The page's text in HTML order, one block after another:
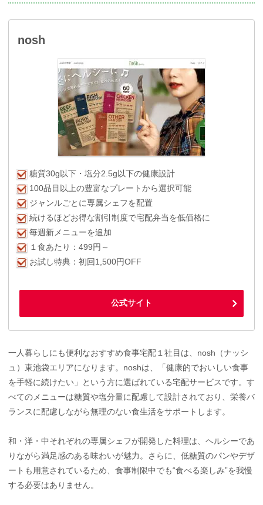
nosh
糖質30g以下・塩分2.5g以下の健康設計
100品目以上の豊富なプレートから選択可能
ジャンルごとに専属シェフを配置
続けるほどお得な割引制度で宅配弁当を低価格に
毎週新メニューを追加
１食あたり：499円～
お試し特典：初回1,500円OFF
公式サイト
一人暮らしにも便利なおすすめ食事宅配１社目は、nosh（ナッシ
ュ）東池袋エリアになります。noshは、「健康的でおいしい食事
を手軽に続けたい」という方に選ばれている宅配サービスです。す
べてのメニューは糖質や塩分量に配慮して設計されており、栄養バ
ランスに配慮しながら無理のない食生活をサポートします。
和・洋・中それぞれの専属シェフが開発した料理は、ヘルシーであ
りながら満足感のある味わいが魅力。さらに、低糖質のパンやデザ
ートも用意されているため、食事制限中でも“食べる楽しみ”を我慢
する必要はありません。